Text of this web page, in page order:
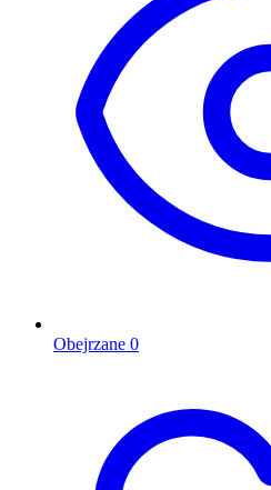
Obejrzane 0